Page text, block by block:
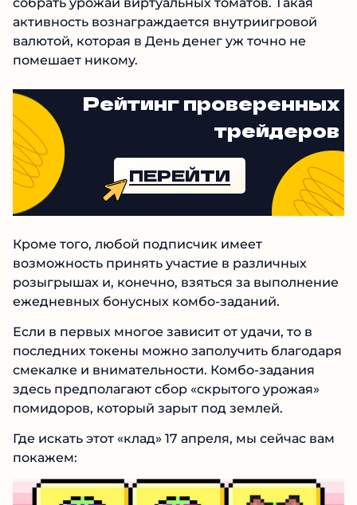
собрать урожай виртуальных томатов. Такая
активность вознаграждается внутриигровой
валютой, которая в День денег уж точно не
помешает никому.
Рейтинг проверенных
трейдеров
ПЕРЕЙТИ
Кроме того, любой подписчик имеет
возможность принять участие в различных
розыгрышах и, конечно, взяться за выполнение
ежедневных бонусных комбо-заданий.
Если в первых многое зависит от удачи, то в
последних токены можно заполучить благодаря
смекалке и внимательности. Комбо-задания
здесь предполагают сбор «скрытого урожая»
помидоров, который зарыт под землей.
Где искать этот «клад» 17 апреля, мы сейчас вам
покажем: